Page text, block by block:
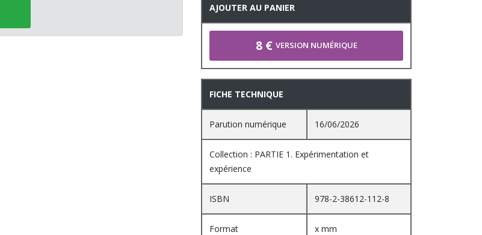
AJOUTER AU PANIER
8 € VERSION NUMÉRIQUE
FICHE TECHNIQUE
Parution numérique 16/06/2026
Collection : PARTIE 1. Expérimentation et
expérience
ISBN 978-2-38612-112-8
Format x mm